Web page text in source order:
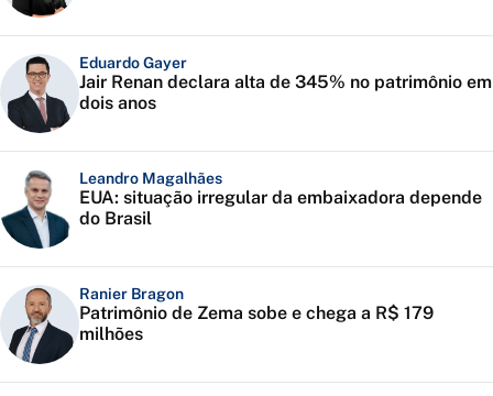
Eduardo Gayer
Jair Renan declara alta de 345% no patrimônio em
dois anos
Leandro Magalhães
EUA: situação irregular da embaixadora depende
do Brasil
Ranier Bragon
Patrimônio de Zema sobe e chega a R$ 179
milhões